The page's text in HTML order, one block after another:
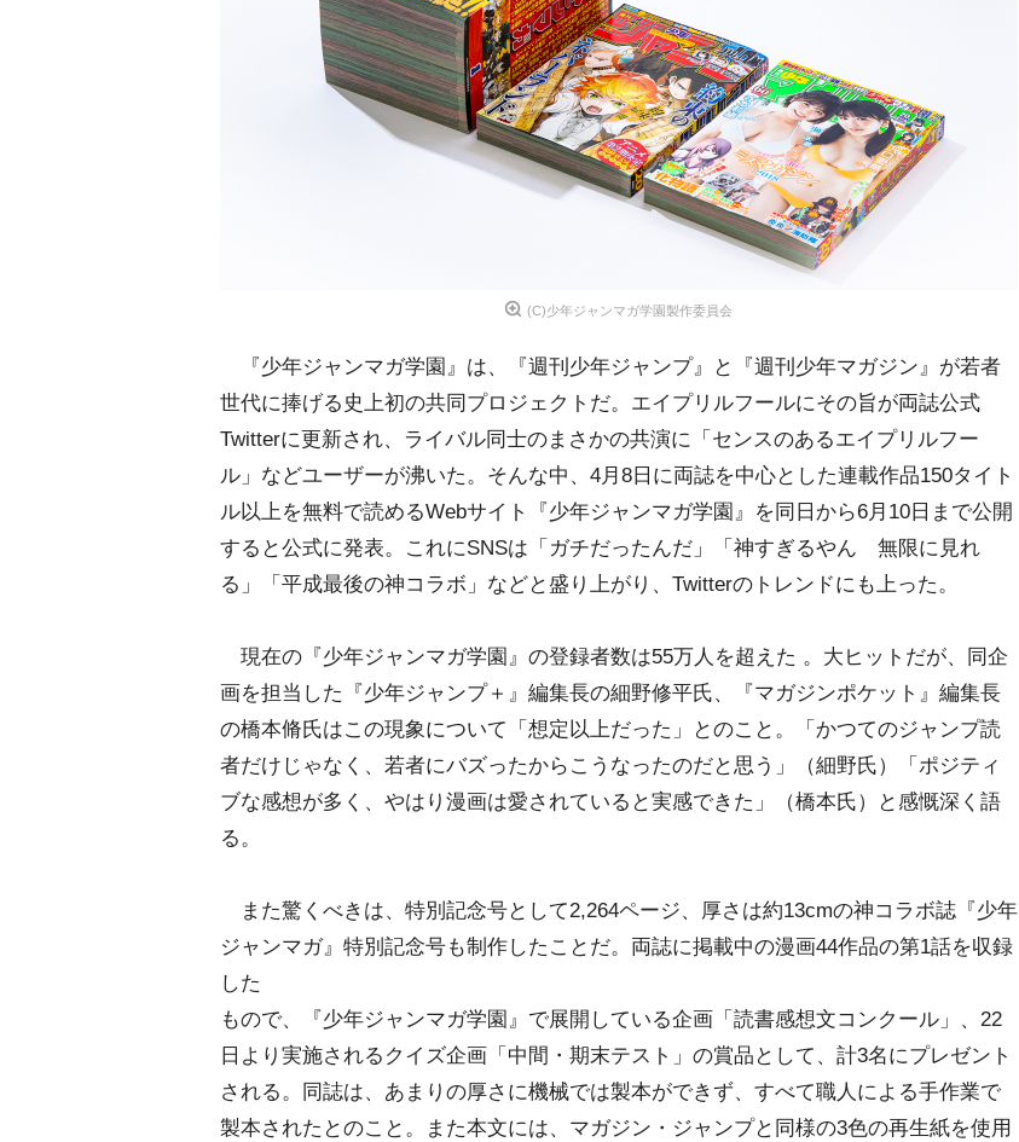
(C)少年ジャンマガ学園製作委員会
『少年ジャンマガ学園』は、『週刊少年ジャンプ』と『週刊少年マガジン』が若者
世代に捧げる史上初の共同プロジェクトだ。エイプリルフールにその旨が両誌公式
Twitterに更新され、ライバル同士のまさかの共演に「センスのあるエイプリルフー
ル」などユーザーが沸いた。そんな中、4月8日に両誌を中心とした連載作品150タイト
ル以上を無料で読めるWebサイト『少年ジャンマガ学園』を同日から6月10日まで公開
すると公式に発表。これにSNSは「ガチだったんだ」「神すぎるやん 無限に見れ
る」「平成最後の神コラボ」などと盛り上がり、Twitterのトレンドにも上った。
現在の『少年ジャンマガ学園』の登録者数は55万人を超えた 。大ヒットだが、同企
画を担当した『少年ジャンプ＋』編集長の細野修平氏、『マガジンポケット』編集長
の橋本脩氏はこの現象について「想定以上だった」とのこと。「かつてのジャンプ読
者だけじゃなく、若者にバズったからこうなったのだと思う」（細野氏）「ポジティ
ブな感想が多く、やはり漫画は愛されていると実感できた」（橋本氏）と感慨深く語
る。
また驚くべきは、特別記念号として2,264ページ、厚さは約13cmの神コラボ誌『少年
ジャンマガ』特別記念号も制作したことだ。両誌に掲載中の漫画44作品の第1話を収録
した
もので、『少年ジャンマガ学園』で展開している企画「読書感想文コンクール」、22
日より実施されるクイズ企画「中間・期末テスト」の賞品として、計3名にプレゼント
される。同誌は、あまりの厚さに機械では製本ができず、すべて職人による手作業で
製本されたとのこと。また本文には、マガジン・ジャンプと同様の3色の再生紙を使用